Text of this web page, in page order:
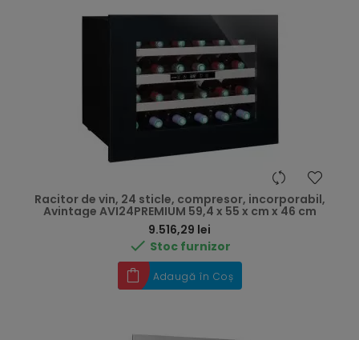
Racitor de vin, 24 sticle, compresor, incorporabil,
Avintage AVI24PREMIUM 59,4 x 55 x cm x 46 cm
9.516,29 lei
 Stoc furnizor
Adaugă în Coș